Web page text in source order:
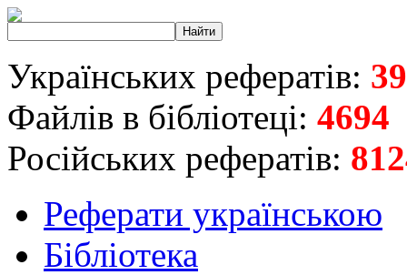
Українських рефератів:
Файлів в бібліотеці: 4694
Російських рефератів:
Реферати українською
Бібліотека